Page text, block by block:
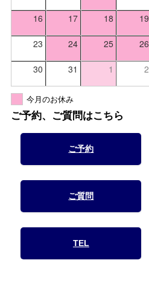
16 17 18 19
23 24 25 26
30 31 1 2
今月のお休み
ご予約、ご質問はこちら
ご予約
ご質問
TEL